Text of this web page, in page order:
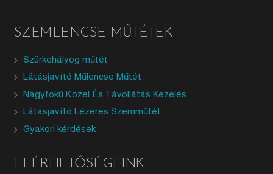
SZEMLENCSE MŰTÉTEK
Szürkehályog műtét
Látásjavító Műlencse Műtét
Nagyfokú Közel És Távollátás Kezelés
Látásjavító Lézeres Szemműtét
Gyakori kérdések
ELÉRHETŐSÉGEINK